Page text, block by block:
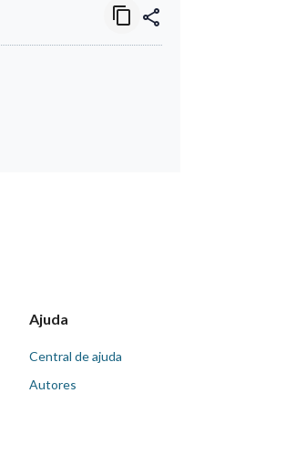
Ajuda
Central de ajuda
Autores